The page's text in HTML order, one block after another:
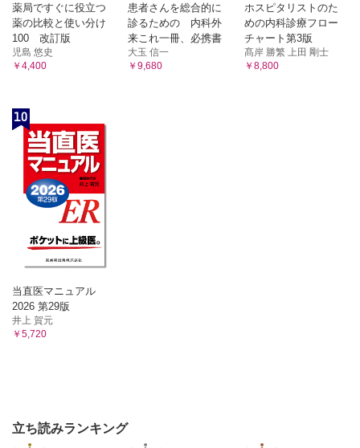
薬局ですぐに役立つ
薬の比較と使い分け
100 改訂版
児島 悠史
￥4,400
患者さんを総合的に
診るための 内科外
来これ一冊、必携書
大玉 信一
￥9,680
ホスピタリストのた
めの内科診療フロー
チャート第3版
髙岸 勝繁 上田 剛士
￥8,800
10
当直医マニュアル
2026 第29版
井上 賀元
￥5,720
立ち読みランキング